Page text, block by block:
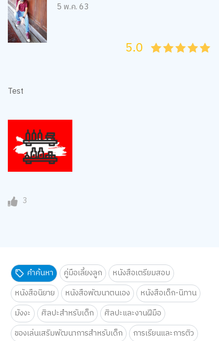
5 พ.ค. 63
45
4
35
3
25
2
15
1
05
5.0
Test
3
คำค้นหา คู่มือเลี้ยงลูก
หนังสือเตรียมสอบ
หนังสือนิยาย
หนังสือพัฒนาตนเอง
หนังสือเด็ก-นิทาน
มังงะ
ศิลปะสำหรับเด็ก
ศิลปะและงานฝีมือ
ของเล่นเสริมพัฒนาการสำหรับเด็ก
การเรียนและการติว